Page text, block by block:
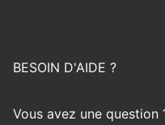
BESOIN D'AIDE ?
Vous avez une question